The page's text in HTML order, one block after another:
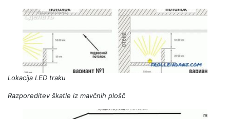
Lokacija LED traku
Razporeditev škatle iz mavčnih plošč